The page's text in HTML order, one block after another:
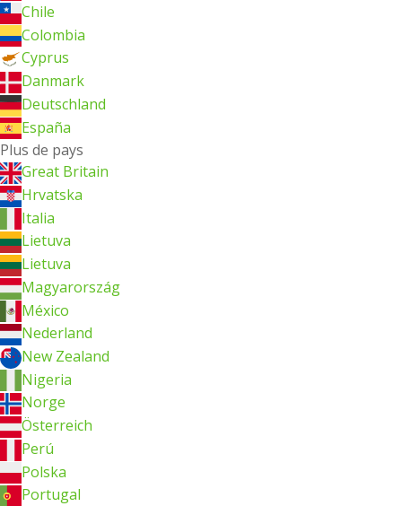
Chile
Colombia
Cyprus
Danmark
Deutschland
España
Plus de pays
Great Britain
Hrvatska
Italia
Lietuva
Lietuva
Magyarország
México
Nederland
New Zealand
Nigeria
Norge
Österreich
Perú
Polska
Portugal